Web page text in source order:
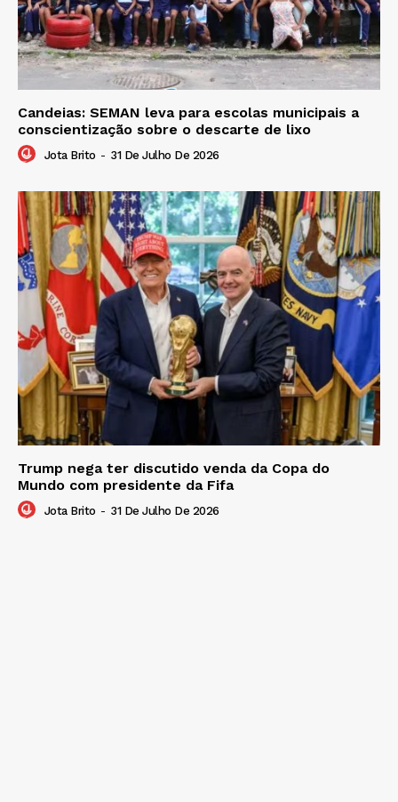
Candeias: SEMAN leva para escolas municipais a
conscientização sobre o descarte de lixo
Jota Brito - 31 De Julho De 2026
Trump nega ter discutido venda da Copa do
Mundo com presidente da Fifa
Jota Brito - 31 De Julho De 2026